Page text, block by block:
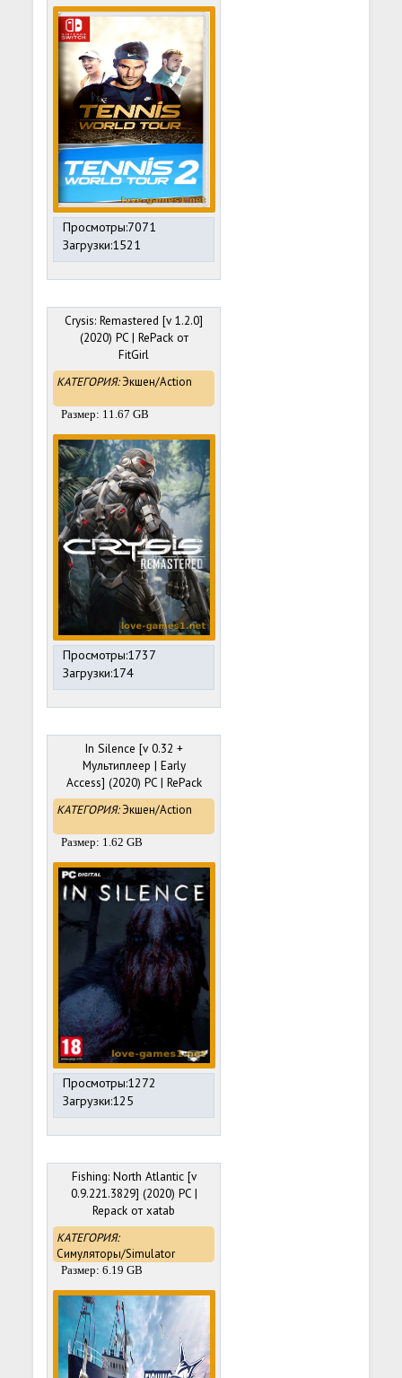
Просмотры:7071
Загрузки:1521
Crysis: Remastered [v 1.2.0]
(2020) PC | RePack от
FitGirl
КАТЕГОРИЯ:Экшен/Action
Размер: 11.67 GB
Просмотры:1737
Загрузки:174
In Silence [v 0.32 +
Мультиплеер | Early
Access] (2020) PC | RePack
от Pioneer
КАТЕГОРИЯ:Экшен/Action
Размер: 1.62 GB
Просмотры:1272
Загрузки:125
Fishing: North Atlantic [v
0.9.221.3829] (2020) PC |
Repack от xatab
КАТЕГОРИЯ:
Симуляторы/Simulator
Размер: 6.19 GB